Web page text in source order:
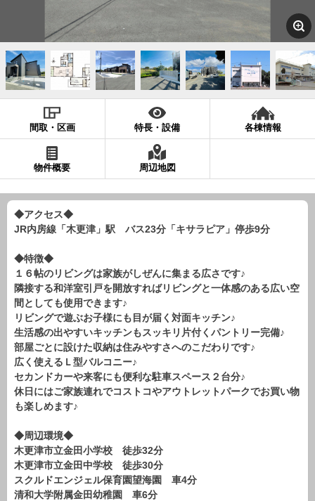
間取・区画 特長・設備 各棟情報
物件概要 周辺地図
◆アクセス◆
JR内房線「木更津」駅 バス23分「キサラピア」停歩9分
◆特徴◆
１６帖のリビングは家族がしぜんに集まる広さです♪
隣接する和洋室引戸を開放すればリビングと一体感のある広い空
間としても使用できます♪
リビングで遊ぶお子様にも目が届く対面キッチン♪
生活感の出やすいキッチンもスッキリ片付くパントリー完備♪
部屋ごとに設けた収納は住みやすさへのこだわりです♪
広く使えるＬ型バルコニー♪
セカンドカーや来客にも便利な駐車スペース２台分♪
休日にはご家族連れでコストコやアウトレットパークでお買い物
も楽しめます♪
◆周辺環境◆
木更津市立金田小学校 徒歩32分
木更津市立金田中学校 徒歩30分
スクルドエンジェル保育園望海園 車4分
清和大学附属金田幼稚園 車6分
松戸支店 木更津支店
東京支店
神奈川支店
沖縄支店
現地販売会情報
千葉本店 松戸支店 成田支店 木更津支店
東京支店
神奈川支店
スタッフ紹介
千葉本店 成田支店
神奈川支店
沖縄支店
売却査定 会社案内
お問い合わせ
プライバシーポリシー
物件検索
新築一戸建
エリアから探す
路線から探す
中古一戸建
路線から探す
マンション
エリアから探す
路線から探す